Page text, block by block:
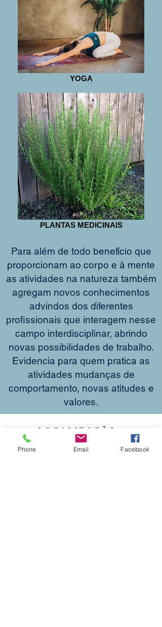
YOGA
PLANTAS MEDICINAIS
Para além de todo benefício que
proporcionam ao corpo e à mente
as atividades na natureza também
agregam novos conhecimentos
advindos dos diferentes
profissionais que interagem nesse
campo interdisciplinar, abrindo
novas possibilidades de trabalho.
Evidencia para quem pratica as
atividades mudanças de
comportamento, novas atitudes e
valores.
LOCALIZAÇÃO
(47) 3322-3099
(47) 99273-7444WhatsApp
Phone Email Facebook